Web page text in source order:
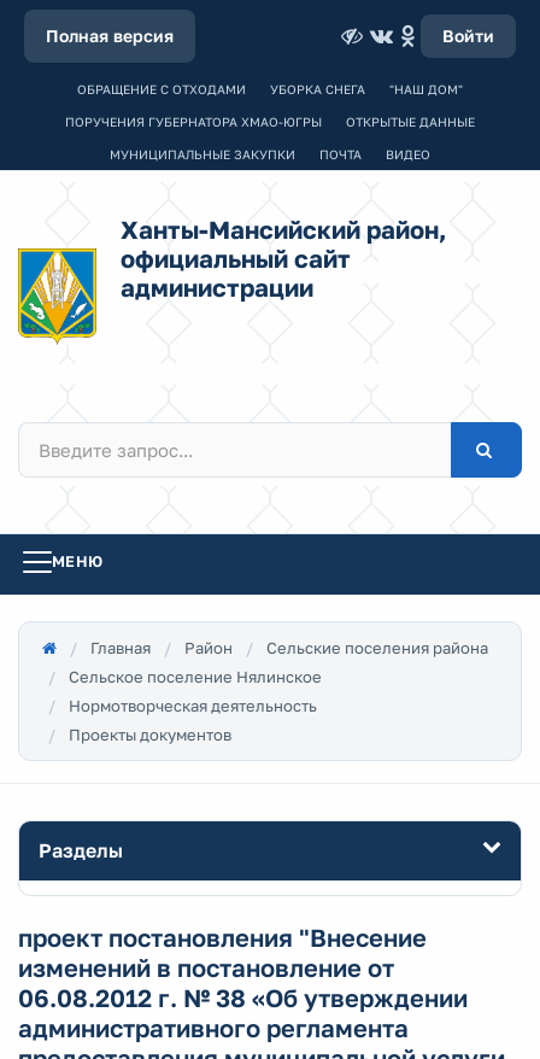
Полная версия Войти
ОБРАЩЕНИЕ С ОТХОДАМИ УБОРКА СНЕГА "НАШ ДОМ"
ПОРУЧЕНИЯ ГУБЕРНАТОРА ХМАО-ЮГРЫ ОТКРЫТЫЕ ДАННЫЕ
МУНИЦИПАЛЬНЫЕ ЗАКУПКИ ПОЧТА ВИДЕО
Ханты-Мансийский район,
официальный сайт
администрации
МЕНЮ
Главная Район
Сельские поселения района
Сельское поселение Нялинское
Нормотворческая деятельность
Проекты документов
Разделы
проект постановления "Внесение
изменений в постановление от
06.08.2012 г. № 38 «Об утверждении
административного регламента